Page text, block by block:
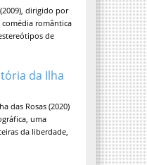
romântica
de
das Rosas (2020)
uma
da liberdade,